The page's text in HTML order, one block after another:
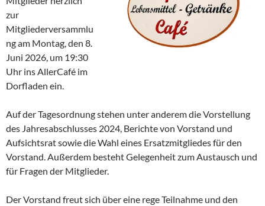
zur
Mitgliederversammlu
ng am Montag, den 8.
Juni 2026, um 19:30
Uhr ins AllerCafé im
Dorfladen ein.
Auf der Tagesordnung stehen unter anderem die Vorstellung
des Jahresabschlusses 2024, Berichte von Vorstand und
Aufsichtsrat sowie die Wahl eines Ersatzmitgliedes für den
Vorstand. Außerdem besteht Gelegenheit zum Austausch und
für Fragen der Mitglieder.
Der Vorstand freut sich über eine rege Teilnahme und den